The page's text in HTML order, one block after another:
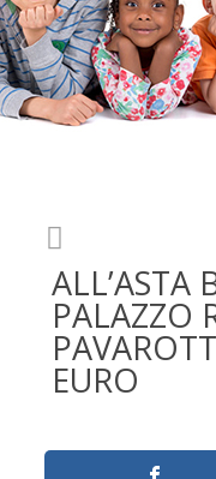
ALL’ASTA
PALAZZO
EURO